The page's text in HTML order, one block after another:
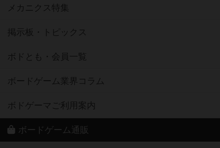
メカニクス特集
掲示板・トピックス
ボドとも・会員一覧
ボードゲーム業界コラム
ボドゲーマご利用案内
ボードゲーム通販